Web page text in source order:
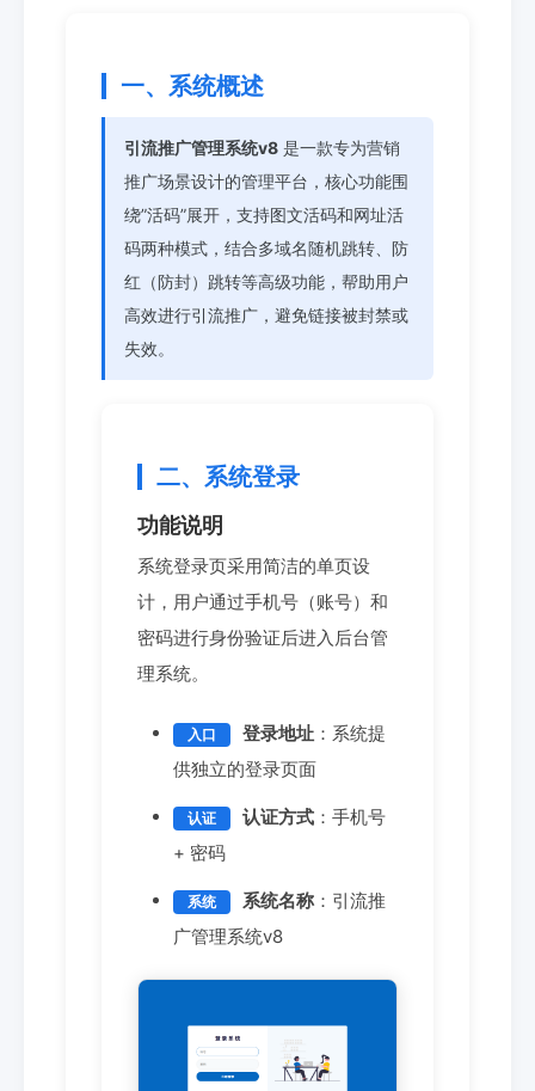
一、系统概述
引流推广管理系统v8 是一款专为营销
推广场景设计的管理平台，核心功能围
绕”活码”展开，支持图文活码和网址活
码两种模式，结合多域名随机跳转、防
红（防封）跳转等高级功能，帮助用户
高效进行引流推广，避免链接被封禁或
失效。
二、系统登录
功能说明
系统登录页采用简洁的单页设
计，用户通过手机号（账号）和
密码进行身份验证后进入后台管
理系统。
入口 登录地址 ：系统提
供独立的登录页面
认证 认证方式 ：手机号
+ 密码
系统 系统名称 ：引流推
广管理系统v8